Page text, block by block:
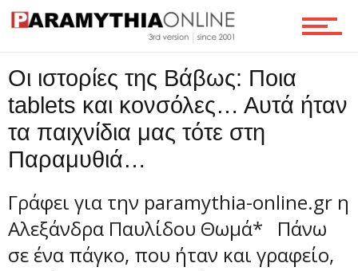
Οι ιστορίες της Βάβως: Ποια
tablets και κονσόλες… Αυτά ήταν
τα παιχνίδια μας τότε στη
Παραμυθιά…
Γράφει για την paramythia-online.gr η
Αλεξάνδρα Παυλίδου Θωμά* Πάνω
σε ένα πάγκο, που ήταν και γραφείο,